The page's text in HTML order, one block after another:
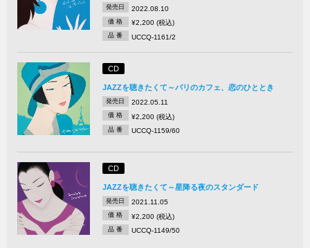
発売日 2022.08.10
価 格 ¥2,200 (税込)
品 番 UCCQ-1161/2
CD
JAZZを聴きたくて～パリのカフェ、恋のひととき
発売日 2022.05.11
価 格 ¥2,200 (税込)
品 番 UCCQ-1159/60
CD
JAZZを聴きたくて～星降る夜のスタンダード
発売日 2021.11.05
価 格 ¥2,200 (税込)
品 番 UCCQ-1149/50